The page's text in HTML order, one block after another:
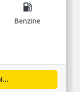
local_gas_station
Benzine